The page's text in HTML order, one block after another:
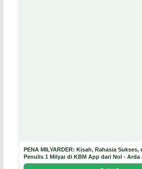
PENA MILYARDER: Kisah, Rahasia
Penulis 1 Milyar di KBM App dari Nol - Arda